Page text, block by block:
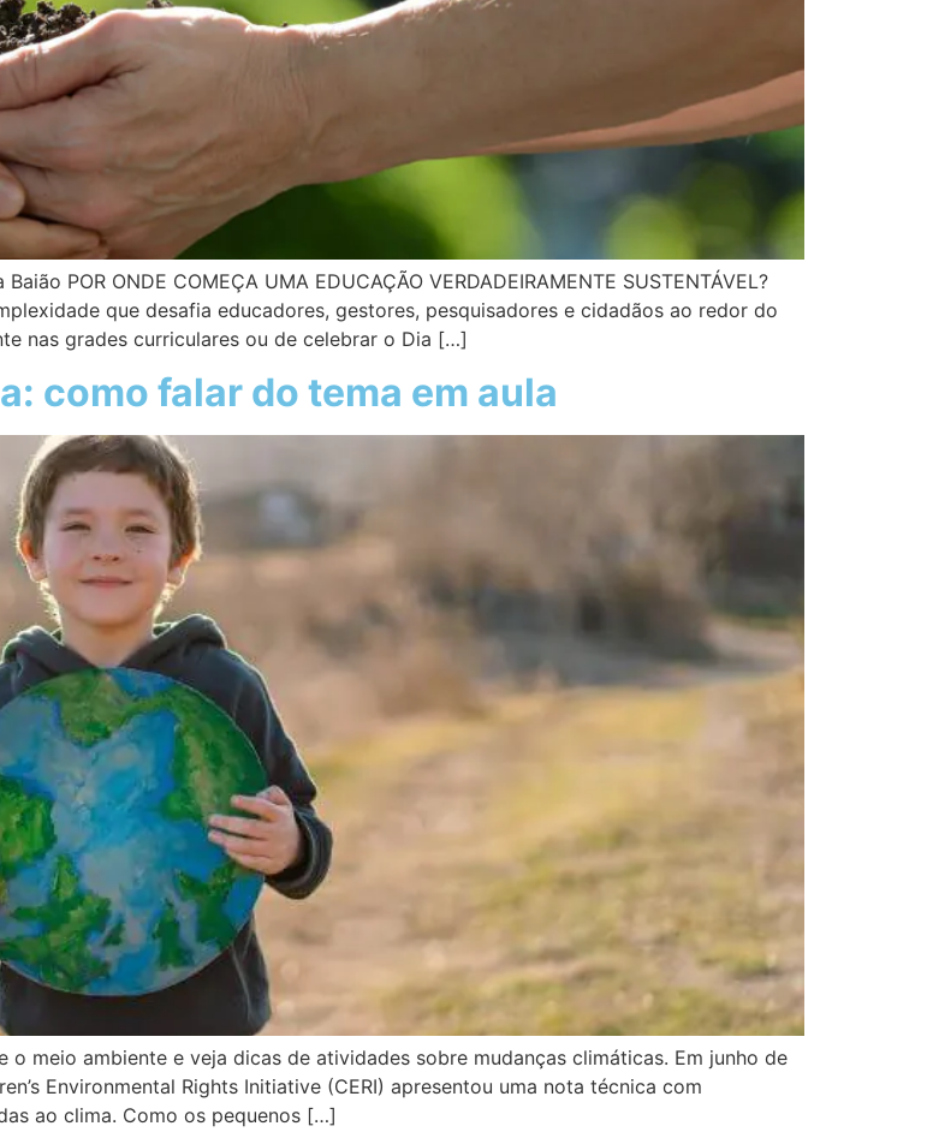
POR ONDE COMEÇA UMA EDUCAÇÃO VERDADEIRAMENTE SUSTENTÁVEL?
que desafia educadores, gestores, pesquisadores e cidadãos ao redor do
nas grades curriculares ou de celebrar o Dia […]
como falar do tema em aula
meio ambiente e veja dicas de atividades sobre mudanças climáticas. Em junho de
Environmental Rights Initiative (CERI) apresentou uma nota técnica com
ao clima. Como os pequenos […]